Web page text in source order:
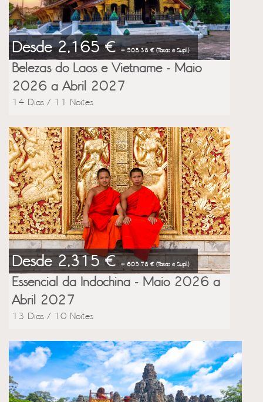
Desde 2,165 €+ 508.38 € (Taxas e Supl.)
Belezas do Laos e Vietname - Maio
2026 a Abril 2027
14 Dias / 11 Noites
Desde 2,315 €+ 605.78 € (Taxas e Supl.)
Essencial da Indochina - Maio 2026 a
Abril 2027
13 Dias / 10 Noites